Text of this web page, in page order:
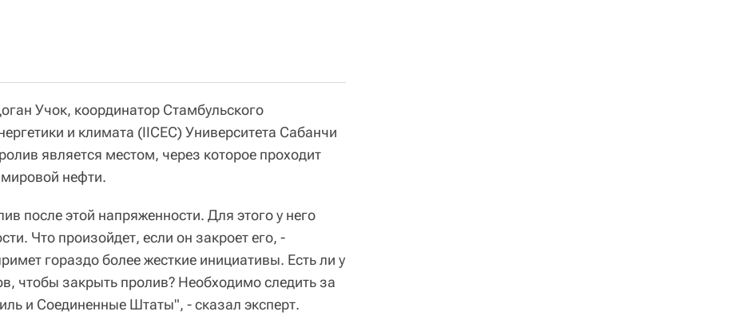
Учок, координатор Стамбульского
и климата (IICEC) Университета Сабанчи
является местом, через которое проходит
нефти.
после этой напряженности. Для этого у него
Что произойдет, если он закроет его, -
гораздо более жесткие инициативы. Есть ли у
чтобы закрыть пролив? Необходимо следить за
и Соединенные Штаты", - сказал эксперт.